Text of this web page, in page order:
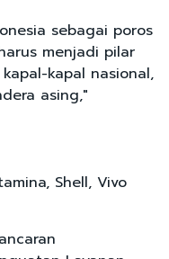
sebagai poros
menjadi pilar
kapal nasional,
asing,"
Shell, Vivo